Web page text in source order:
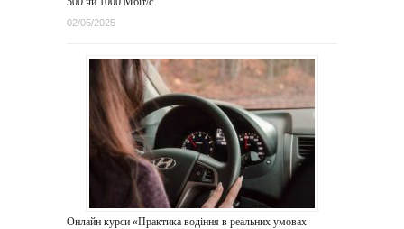
02/05/2025
Онлайн курси «Практика водіння в реальних умовах